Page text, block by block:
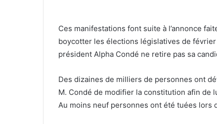
Ces manifestations font suite à l’annonce
boycotter les élections législatives de
président Alpha Condé ne retire pas sa
Des dizaines de milliers de personnes ont
M. Condé de modifier la constitution afin de
Au moins neuf personnes ont été tuées lors